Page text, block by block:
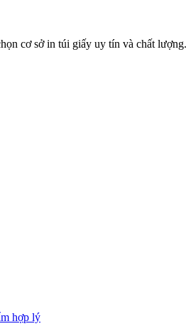
cơ sở in túi giấy uy tín và chất